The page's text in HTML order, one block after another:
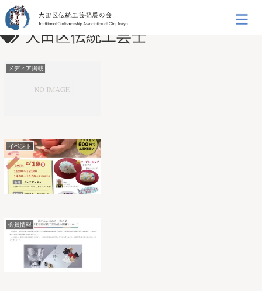
大田区伝統工芸士
メディア掲載
イベント
会員情報